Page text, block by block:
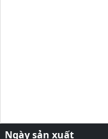
Ngày sản xuất